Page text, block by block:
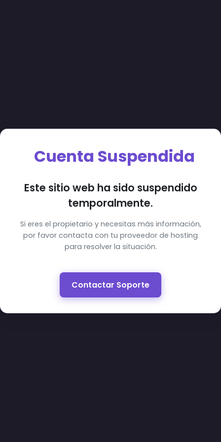
Cuenta Suspendida
Este sitio web ha sido suspendido
temporalmente.
Si eres el propietario y necesitas más información,
por favor contacta con tu proveedor de hosting
para resolver la situación.
Contactar Soporte